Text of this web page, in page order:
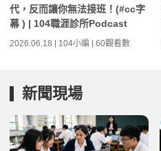
代，反而讓你無法接班！(#cc字
幕 ) | 104職涯診所Podcast
2026.06.18 | 104小編 | 60觀看數
新聞現場